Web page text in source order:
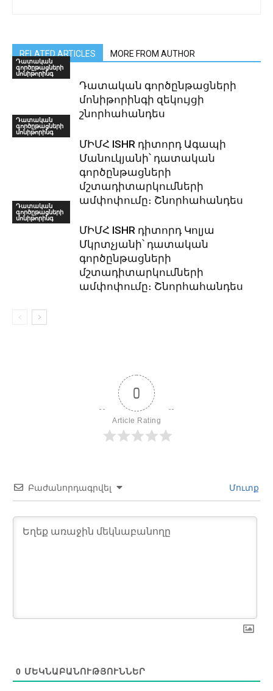
RELATED ARTICLES MORE FROM AUTHOR
Դատական
գործըթացների
մոնիթորինգ
Դատական գործընթացների
մոնիթորինգի զեկույցի
շնորհահանդես
Դատական
գործըթացների
մոնիթորինգ
ՄԻՄՀ ISHR դիտորդ Ագապի
Մանուկյանի՝ դատական
գործընթացների
մշտադիտարկումների
ամփոփումը։ Շնորհահանդես
Դատական
գործըթացների
մոնիթորինգ
ՄԻՄՀ ISHR դիտորդ Կոլյա
Մկրտչյանի՝ դատական
գործընթացների
մշտադիտարկումների
ամփոփումը։ Շնորհահանդես
0
Article Rating
Բաժանորդագրվել Մուտք
0 ՄԵԿՆԱԲԱՆՈՒԹՅՈՒՆՆԵՐ